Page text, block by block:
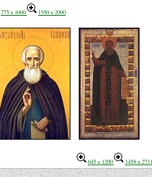
775 x 1000 1550 x 2000
645 x 1200 1458 x 2711